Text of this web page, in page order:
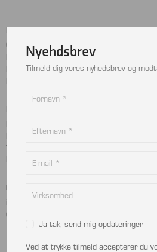
Menu
Cookie- og privatlivspolitik
Handelsbetingelser
Kontakt
Returnering
Betalingskort
MobilePay
Dankort
Visa
Mastercard
Kontakt
info@viptec.dk
CVR: 27527213
Nyehdsbrev
Tilmeld dig vores nyhedsbrev og
Ja tak, send mig opdateringer
Ved at trykke tilmeld accepterer du